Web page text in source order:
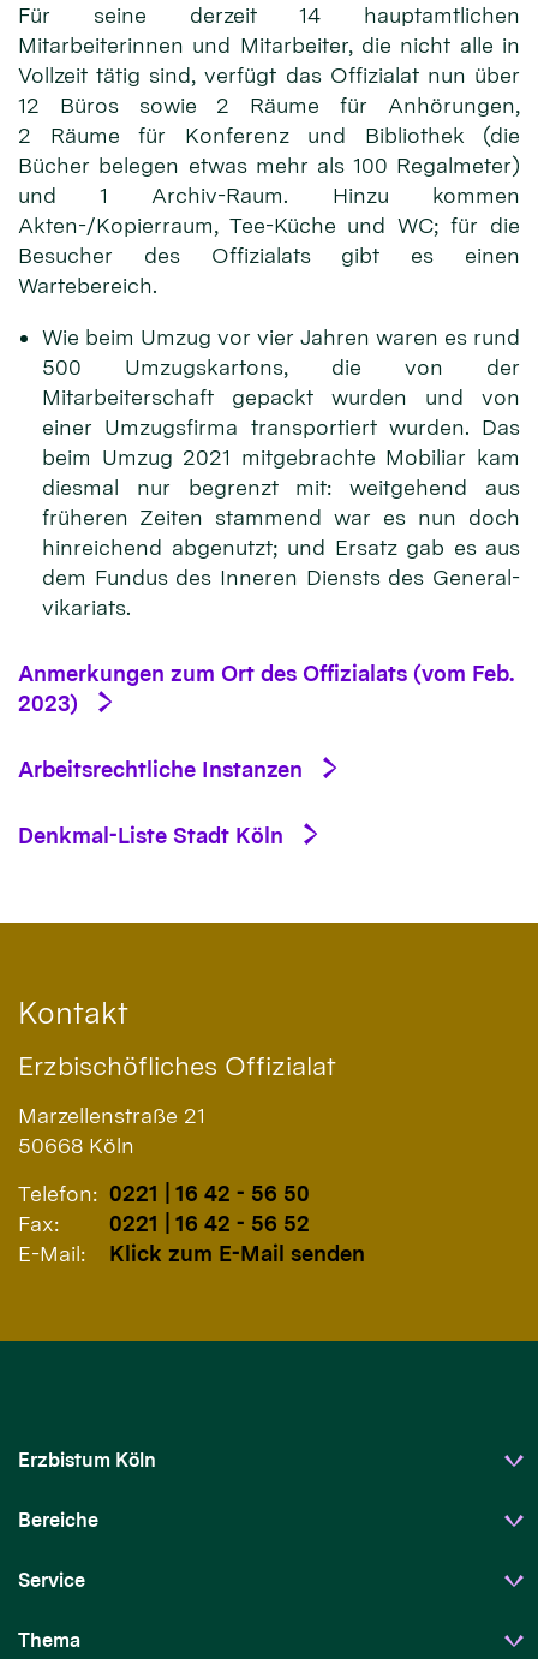
Für seine derzeit 14 hauptamtlichen
Mitarbeiterinnen und Mitarbeiter, die nicht alle in
Vollzeit tätig sind, verfügt das Offizialat nun über
12 Büros sowie 2 Räume für Anhörungen,
2 Räume für Konferenz und Bibliothek (die
Bücher belegen etwas mehr als 100 Regalmeter)
und 1 Archiv-Raum. Hinzu kommen
Akten-/Kopierraum, Tee-Küche und WC; für die
Besucher des Offizialats gibt es einen
Wartebereich.
Wie beim Umzug vor vier Jahren waren es rund
500 Umzugskartons, die von der
Mitarbeiterschaft gepackt wurden und von
einer Umzugsfirma transportiert wurden. Das
beim Umzug 2021 mitgebrachte Mobiliar kam
diesmal nur begrenzt mit: weit­gehend aus
früheren Zeiten stammend war es nun doch
hinreichend abgenutzt; und Ersatz gab es aus
dem Fundus des Inneren Diensts des General­
vikariats.
Anmerkungen zum Ort des Offizialats (vom Feb.
2023)
Arbeitsrechtliche Instanzen
Denkmal-Liste Stadt Köln
Kontakt
Erzbischöfliches Offizialat
Marzellenstraße 21
50668 Köln
Telefon: 0221 | 16 42 - 56 50
Fax:
0221 | 16 42 - 56 52
E-Mail:
Klick zum E-Mail senden
Erzbistum Köln
Bereiche
Service
Thema